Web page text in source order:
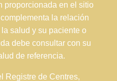
proporcionada en el sitio
la relación
salud y su paciente o
debe consultar con su
de referencia.
Registre de Centres,